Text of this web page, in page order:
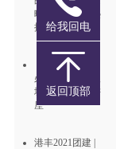
略》讲座备受热
捧
《境外投资人--
必学的资金出入
境攻略》专题讲
座
港丰2021团建 |
给我回电
返回顶部